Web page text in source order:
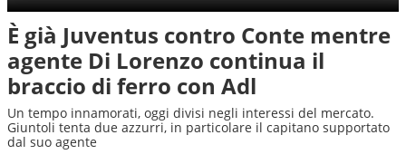
È già Juventus contro Conte mentre
agente Di Lorenzo continua il
braccio di ferro con Adl
Un tempo innamorati, oggi divisi negli interessi del mercato.
Giuntoli tenta due azzurri, in particolare il capitano supportato
dal suo agente